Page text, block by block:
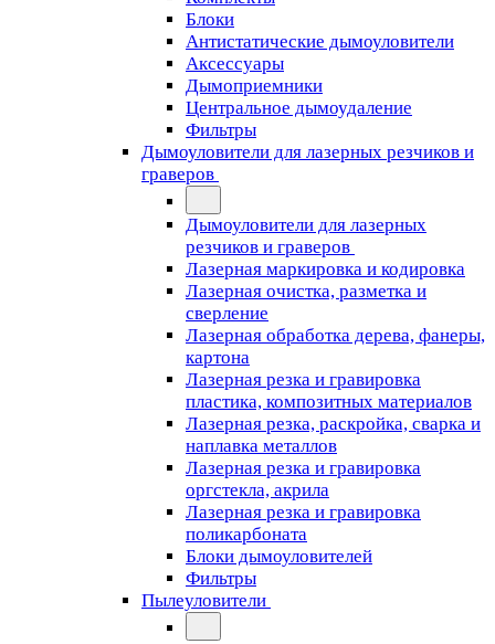
Блоки
Антистатические дымоуловители
Аксессуары
Дымоприемники
Центральное дымоудаление
Фильтры
Дымоуловители для лазерных резчиков и
граверов
Дымоуловители для лазерных
резчиков и граверов
Лазерная маркировка и кодировка
Лазерная очистка, разметка и
сверление
Лазерная обработка дерева, фанеры,
картона
Лазерная резка и гравировка
пластика, композитных материалов
Лазерная резка, раскройка, сварка и
наплавка металлов
Лазерная резка и гравировка
оргстекла, акрила
Лазерная резка и гравировка
поликарбоната
Блоки дымоуловителей
Фильтры
Пылеуловители